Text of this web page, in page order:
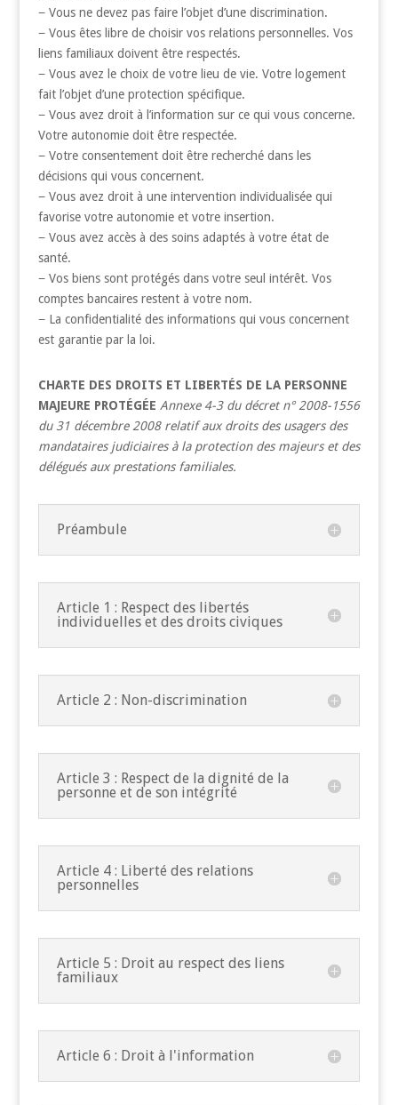
− Vous ne devez pas faire l’objet d’une discrimination.
− Vous êtes libre de choisir vos relations personnelles. Vos
liens familiaux doivent être respectés.
− Vous avez le choix de votre lieu de vie. Votre logement
fait l’objet d’une protection spécifique.
− Vous avez droit à l’information sur ce qui vous concerne.
Votre autonomie doit être respectée.
− Votre consentement doit être recherché dans les
décisions qui vous concernent.
− Vous avez droit à une intervention individualisée qui
favorise votre autonomie et votre insertion.
− Vous avez accès à des soins adaptés à votre état de
santé.
− Vos biens sont protégés dans votre seul intérêt. Vos
comptes bancaires restent à votre nom.
− La confidentialité des informations qui vous concernent
est garantie par la loi.
CHARTE DES DROITS ET LIBERTÉS DE LA PERSONNE
MAJEURE PROTÉGÉE Annexe 4-3 du décret n° 2008-1556
du 31 décembre 2008relatif aux droits des usagers des
mandataires judiciaires à la protection des majeurs et des
délégués aux prestations familiales.
Préambule
Article 1 : Respect des libertés
individuelles et des droits civiques
Article 2 : Non-discrimination
Article 3 : Respect de la dignité de la
personne et de son intégrité
Article 4 : Liberté des relations
personnelles
Article 5 : Droit au respect des liens
familiaux
Article 6 : Droit à l'information